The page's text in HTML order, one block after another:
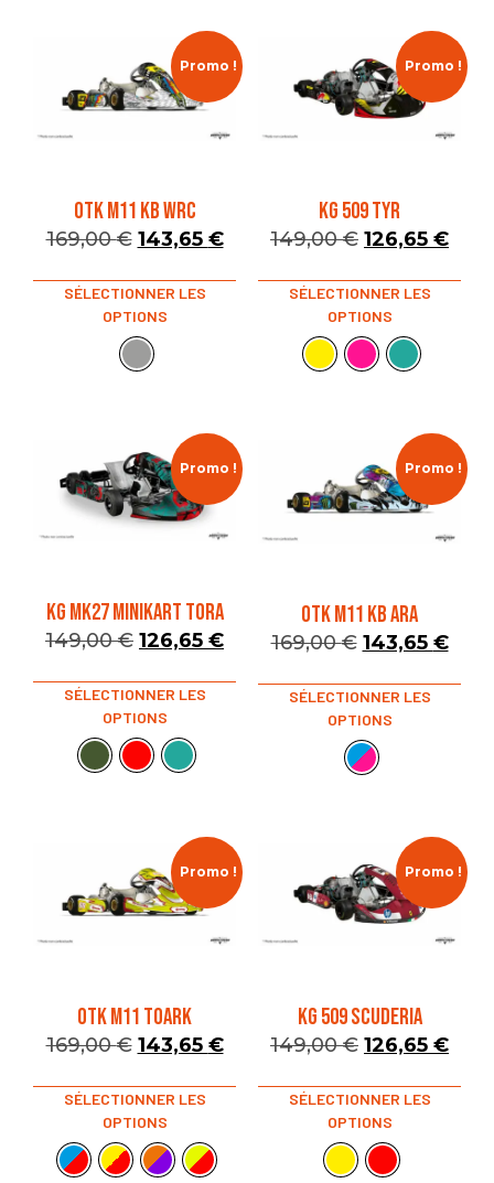
Promo !
OTK M11 KB WRC
169,00€ 143,65 €
SÉLECTIONNER LES
OPTIONS
Promo !
KG 509 TYR
149,00€ 126,65 €
SÉLECTIONNER LES
OPTIONS
Promo !
KG MK27 MINIKART TORA
149,00€ 126,65 €
SÉLECTIONNER LES
OPTIONS
Promo !
OTK M11 KB ARA
169,00€ 143,65 €
SÉLECTIONNER LES
OPTIONS
Promo !
OTK M11 TOARK
169,00€ 143,65 €
SÉLECTIONNER LES
OPTIONS
Promo !
KG 509 SCUDERIA
149,00€ 126,65 €
SÉLECTIONNER LES
OPTIONS